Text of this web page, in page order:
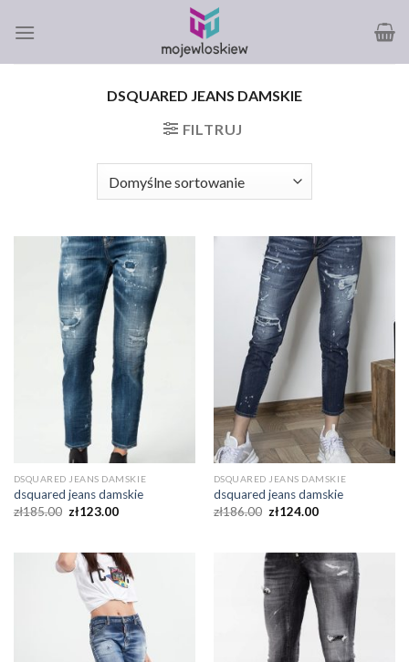
DSQUARED JEANS DAMSKIE
FILTRUJ
DSQUARED JEANS DAMSKIE
dsquared jeans damskie
zł185.00 zł123.00
DSQUARED JEANS DAMSKIE
dsquared jeans damskie
zł186.00 zł124.00